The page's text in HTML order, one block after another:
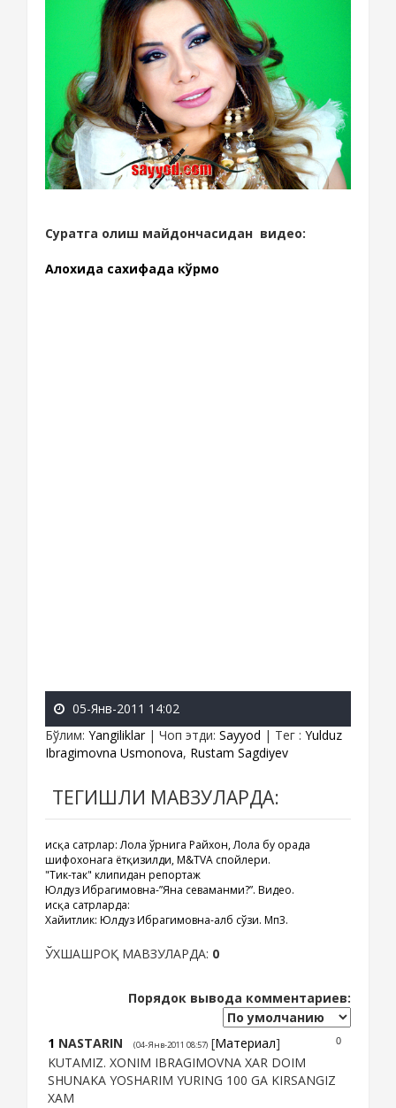
Суратга олиш майдончасидан видео:
Алохида сахифада кўрмоқ
05-Янв-2011 14:02
Бўлим: Yangiliklar| Чоп этди: Sayyod | Тег : Yulduz
Ibragimovna Usmonova, Rustam Sagdiyev
ТЕГИШЛИ МАВЗУЛАРДА:
Қисқа сатрлар: Лола ўрнига Райхон, Лола бу орада
шифохонага ётқизилди, M&TVA спойлери.
"Тик-так" клипидан репортаж
Юлдуз Ибрагимовна-”Яна севаманми?”. Видео.
Қисқа сатрларда:
Хайитлик: Юлдуз Ибрагимовна-Қалб сўзи. Мп3.
ЎХШАШРОҚ МАВЗУЛАРДА: 0
Порядок вывода комментариев:
0
1 NASTARIN (04-Янв-2011 08:57) [Материал]
KUTAMIZ. XONIM IBRAGIMOVNA XAR DOIM
SHUNAKA YOSHARIM YURING 100 GA KIRSANGIZ
XAM